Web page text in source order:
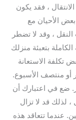
، فقد يكون
بعض الأحيان مع
، وقد لا تضطر
بتعبئة منزلك
تكلفة الاستعانة
أو منتصف الأسبوع.
ضع في اعتبارك أن
، لذلك قد لا تزال
عندما تتعاقد هذه